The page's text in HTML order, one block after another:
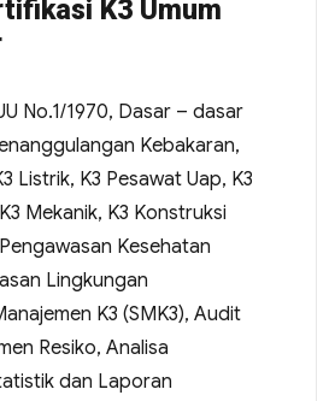
K3 Umum
No.1/1970, Dasar – dasar
Kebakaran,
Listrik, K3 Pesawat Uap, K3
Mekanik, K3 Konstruksi
Kesehatan
Lingkungan
K3 (SMK3), Audit
Resiko, Analisa
dan Laporan